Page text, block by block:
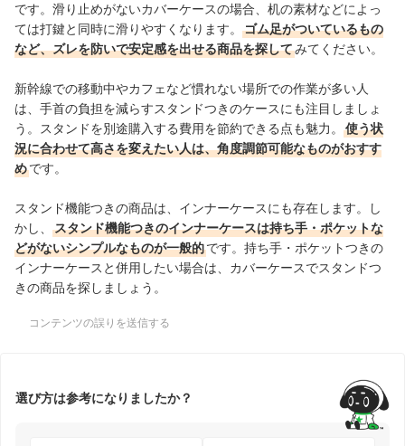
です。滑り止めがないカバーケースの場合、机の素材などによっ
ては打鍵と同時に滑りやすくなります。
ゴム足がついているもの
など、ズレを防いで安定感を出せる商品を探してみてください。
新幹線での移動中やカフェなど慣れない場所での作業が多い人
は、手首の負担を減らすスタンドつきのケースにも注目しましょ
う。スタンドを別途購入する費用を節約できる点も魅力。
使う状
況に合わせて高さを変えたい人は、角度調節可能なものがおすす
めです。
スタンド機能つきの商品は、インナーケースにも存在します。し
かし、
スタンド機能つきのインナーケースは持ち手・ポケットな
どがないシンプルなものが一般的です。持ち手・ポケットつきの
インナーケースと併用したい場合は、カバーケースでスタンドつ
きの商品を探しましょう。
コンテンツの誤りを送信する
選び方は参考になりましたか？